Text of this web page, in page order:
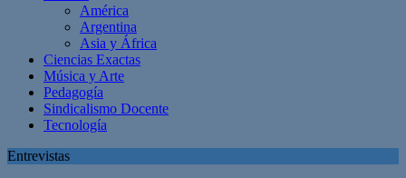
América
Argentina
Asia y África
Ciencias Exactas
Música y Arte
Pedagogía
Sindicalismo Docente
Tecnología
Entrevistas